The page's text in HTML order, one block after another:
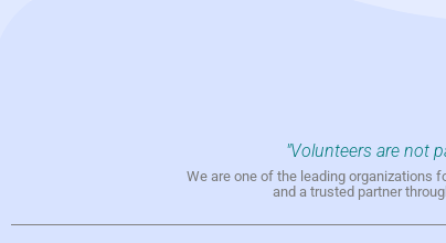
"Volunteers are not
We are one of the leading organizations
and a trusted partner